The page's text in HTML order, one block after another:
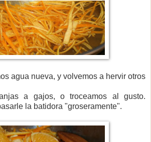
agua nueva, y volvemos a hervir otros
a gajos, o troceamos al gusto.
la batidora "groseramente".